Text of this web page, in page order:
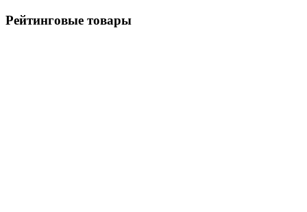
Рейтинговые товары